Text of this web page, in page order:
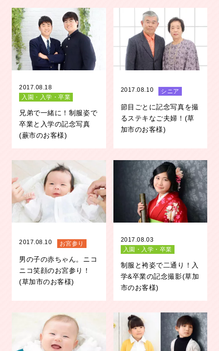
2017.08.18
入園・入学・卒業
兄弟で一緒に！制服姿で
卒業と入学の記念写真
(蕨市のお客様)
2017.08.10 シニア
節目ごとに記念写真を撮
るステキなご夫婦！(草
加市のお客様)
2017.08.10 お宮参り
男の子の赤ちゃん。ニコ
ニコ笑顔のお宮参り！
(草加市のお客様)
2017.08.03
入園・入学・卒業
制服と袴姿で二通り！入
学&卒業の記念撮影(草加
市のお客様)